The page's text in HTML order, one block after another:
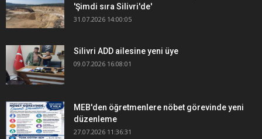
'Şimdi sıra Silivri'de'
31.07.2026 14:00:05
Silivri ADD ailesine yeni üye
09.07.2026 16:08:01
MEB'den öğretmenlere nöbet görevinde yeni
düzenleme
27.07.2026 11:36:31